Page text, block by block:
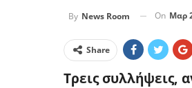
By News Room On Μαρ
Share
Τρεις συλλήψεις,